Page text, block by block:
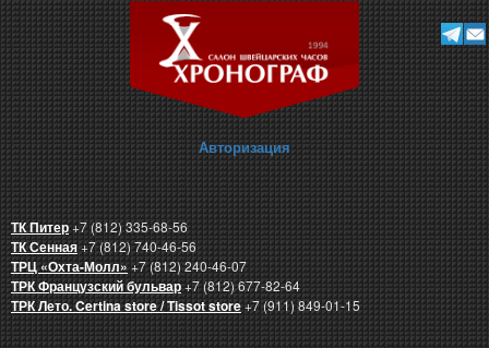
Авторизация
ТК Питер+7 (812) 335-68-56
ТК Сенная+7 (812) 740-46-56
ТРЦ «Охта-Молл»+7 (812) 240-46-07
ТРК Французский бульвар+7 (812) 677-82-64
ТРК Лето. Certina store / Tissot store+7 (911) 849-01-15